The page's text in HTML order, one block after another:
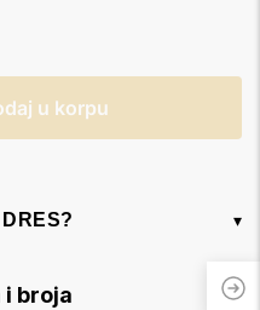
u korpu
▾
i broja